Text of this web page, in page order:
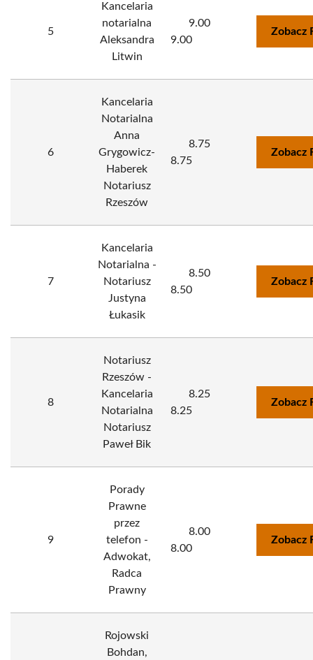
5
Kancelaria
notarialna
Aleksandra
Litwin
9.00
9.00
Zobacz
6
Kancelaria
Notarialna
Anna
Grygowicz-
Haberek
Notariusz
Rzeszów
8.75
8.75
Zobacz
7
Kancelaria
Notarialna -
Notariusz
Justyna
Łukasik
8.50
8.50
Zobacz
8
Notariusz
Rzeszów -
Kancelaria
Notarialna
Notariusz
Paweł Bik
8.25
8.25
Zobacz
9
Porady
Prawne
przez
telefon -
Adwokat,
Radca
Prawny
8.00
8.00
Zobacz
Rojowski
Bohdan,